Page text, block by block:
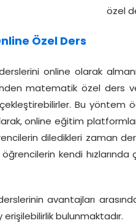
Özel Ders
online olarak
matematik özel ders
Bu yöntem
online eğitim
diledikleri zaman
kendi
avantajları
bulunmaktadır.